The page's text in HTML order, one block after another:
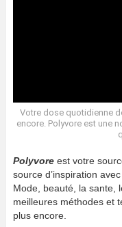
Votre dose quotidienne
encore. Polyvore est une
Polyvore est votre
source d’inspiration
Mode, beauté, la sante,
meilleures méthodes et
plus encore.